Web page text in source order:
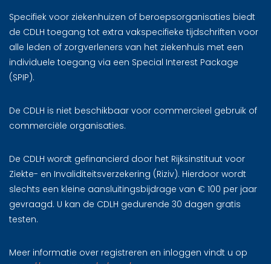
Specifiek voor ziekenhuizen of beroepsorganisaties biedt
de CDLH toegang tot extra vakspecifieke tijdschriften voor
alle leden of zorgverleners van het ziekenhuis met een
individuele toegang via een Special Interest Package
(SPIP).
De CDLH is niet beschikbaar voor commercieel gebruik of
commerciële organisaties.
De CDLH wordt gefinancierd door het Rijksinstituut voor
Ziekte- en Invaliditeitsverzekering (Riziv). Hierdoor wordt
slechts een kleine aansluitingsbijdrage van € 100 per jaar
gevraagd. U kan de CDLH gedurende 30 dagen gratis
testen.
Meer informatie over registreren en inloggen vindt u op